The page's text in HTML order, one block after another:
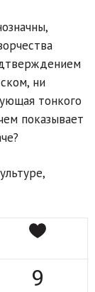
ни
тонкого
показывает
9